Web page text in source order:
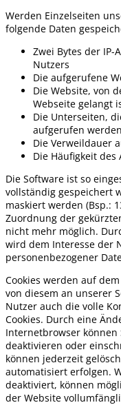
Werden Einzelseiten
folgende Daten
Zwei Bytes der IP-
Nutzers
Die aufgerufene
Die Website, von
Webseite gelangt
Die Unterseiten,
aufgerufen werden
Die Verweildauer
Die Häufigkeit
Die Software ist so
vollständig gespeichert
maskiert werden (Bsp.:
Zuordnung der
nicht mehr möglich.
wird dem Interesse der
personenbezogener
Cookies werden auf
von diesem an unserer
Nutzer auch die volle
Cookies. Durch eine
Internetbrowser können
deaktivieren oder
können jederzeit
automatisiert erfolgen.
deaktiviert, können
der Website